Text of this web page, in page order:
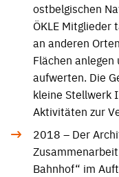
ostbelgischen
ÖKLE Mitglieder
an anderen
Flächen anlegen
aufwerten. Die
kleine Stellwerk
Aktivitäten zur
2018 – Der
Bahnhof“ im